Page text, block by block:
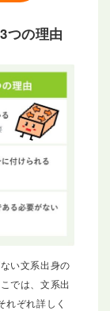
つの理由
い文系出身の
では、文系出
れぞれ詳しく